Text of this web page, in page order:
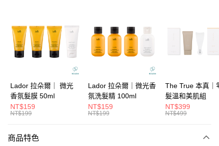
3 期 0 利率 每期NT$233
合作金庫商業銀行
第一商業銀行
華南商業銀行
彰化商業銀行
兆豐國際商業銀行
臺灣中小企業銀行
台中商業銀行
匯豐（台灣）商業銀行
華泰商業銀行
聯邦商業銀行
元大商業銀行
台灣樂天信用卡公司
6 期 0 利率 每期 NT$116 21家銀行
合作金庫商業銀行
第一商業銀行
台北富邦商業銀行
國泰世華商業銀行
兆豐國際商業銀行
臺灣中小企業銀行
台中商業銀行
匯豐（台灣）商業銀行
聯邦商業銀行
玉山商業銀行
超商取貨付款
Apple Pay
街口支付
Lador 拉朵爾｜ 微光
香氛髮膜 50ml
NT$159
NT$199
Lador 拉朵爾｜微光香
氛洗髮精 100ml
NT$159
NT$199
The True 本真｜
髮溫和美肌組
NT$399
NT$499
商品特色